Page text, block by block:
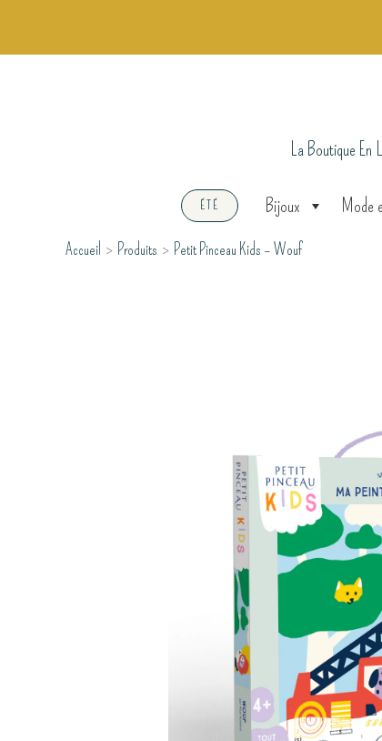
La Boutique En
ÉTÉ Bijoux Mode
Accueil Produits Petit Pinceau Kids – Wouf